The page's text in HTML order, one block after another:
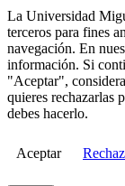
La Universidad
terceros para fines
navegación. En
información. Si
"Aceptar",
quieres rechazarlas
debes hacerlo.
Aceptar